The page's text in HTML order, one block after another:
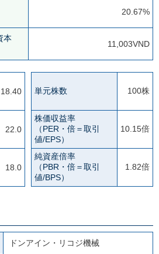
20.67%
本
11,003VND
18.40
22.0
18.0
単元株数 100株
株価収益率
（PER・倍＝取引
値/EPS）
10.15倍
純資産倍率
（PBR・倍＝取引
値/BPS）
1.82倍
ドンアイン・リコジ機械